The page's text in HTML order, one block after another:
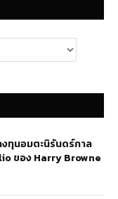
ทุนอมตะนิรันดร์กาล
ของ Harry Browne